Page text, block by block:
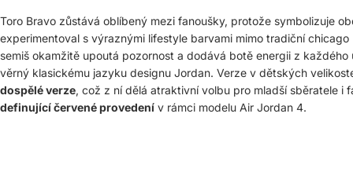
Toro Bravo zůstává oblíbený mezi fanoušky, protože symbolizuje
experimentoval s výraznými lifestyle barvami mimo tradiční
semiš okamžitě upoutá pozornost a dodává botě energii z
věrný klasickému jazyku designu Jordan. Verze v dětských
dospělé verze, což z ní dělá atraktivní volbu pro mladší sběratele i
definující červené provedení v rámci modelu Air Jordan 4.